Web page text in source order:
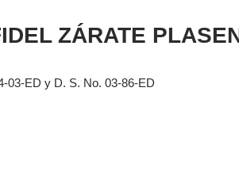
ZÁRATE
03-ED y D. S. No. 03-86-ED